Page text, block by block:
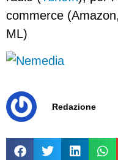
commerce
ML)
Redazione